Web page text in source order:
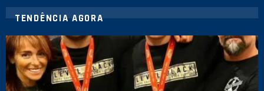
TENDÊNCIA AGORA